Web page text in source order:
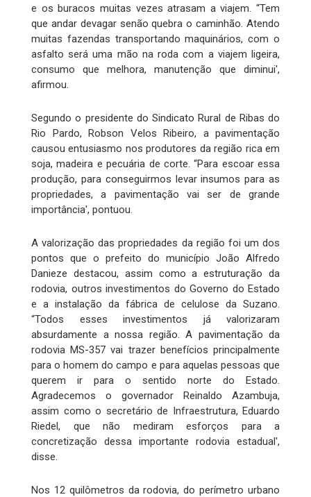
e os buracos muitas vezes atrasam a viajem. “Tem
que andar devagar senão quebra o caminhão. Atendo
muitas fazendas transportando maquinários, com o
asfalto será uma mão na roda com a viajem ligeira,
consumo que melhora, manutenção que diminui',
afirmou.
Segundo o presidente do Sindicato Rural de Ribas do
Rio Pardo, Robson Velos Ribeiro, a pavimentação
causou entusiasmo nos produtores da região rica em
soja, madeira e pecuária de corte. “Para escoar essa
produção, para conseguirmos levar insumos para as
propriedades, a pavimentação vai ser de grande
importância', pontuou.
A valorização das propriedades da região foi um dos
pontos que o prefeito do município João Alfredo
Danieze destacou, assim como a estruturação da
rodovia, outros investimentos do Governo do Estado
e a instalação da fábrica de celulose da Suzano.
“Todos esses investimentos já valorizaram
absurdamente a nossa região. A pavimentação da
rodovia MS-357 vai trazer benefícios principalmente
para o homem do campo e para aquelas pessoas que
querem ir para o sentido norte do Estado.
Agradecemos o governador Reinaldo Azambuja,
assim como o secretário de Infraestrutura, Eduardo
Riedel, que não mediram esforços para a
concretização dessa importante rodovia estadual',
disse.
Nos 12 quilômetros da rodovia, do perímetro urbano